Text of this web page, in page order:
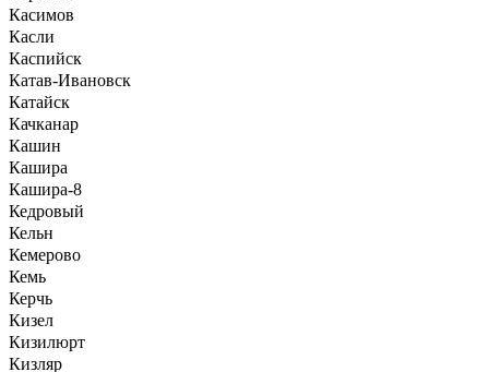
Касимов
Касли
Каспийск
Катав-Ивановск
Катайск
Качканар
Кашин
Кашира
Кашира-8
Кедровый
Кельн
Кемерово
Кемь
Керчь
Кизел
Кизилюрт
Кизляр